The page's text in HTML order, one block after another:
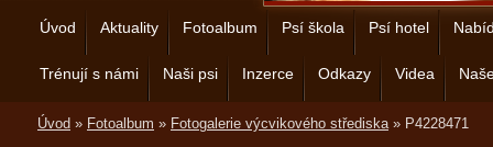
Úvod Aktuality Fotoalbum Psí škola Psí hotel
Trénují s námi Naši psi Inzerce Odkazy Videa
Úvod » Fotoalbum » Fotogalerie výcvikového střediska» P4228471